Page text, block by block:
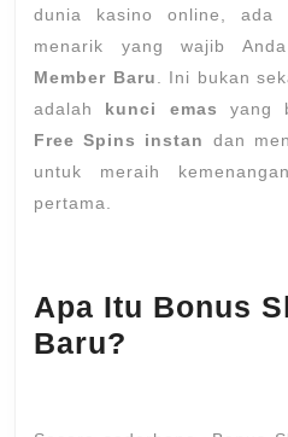
dunia kasino online, ada
menarik yang wajib
Member Baru . Ini bukan
adalah kunci emas yang
Free Spins instan
dan
untuk meraih
pertama.
Apa Itu Bonus
Baru?